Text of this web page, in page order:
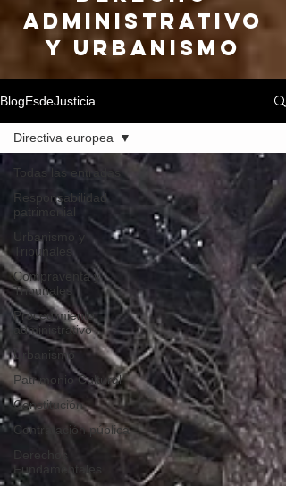
ADMINISTRATIVO
Y URBANISMO
BlogEsdeJusticia
Todas las entradas
Responsabilidad
patrimonial
Urbanismo y
Tribunales
Compraventa y
Tribunales
Procedimiento
administrativo
Urbanismo
Patrimonio Cultural
Constitución
Contratación pública
Derechos
Fundamentales
Directiva europea